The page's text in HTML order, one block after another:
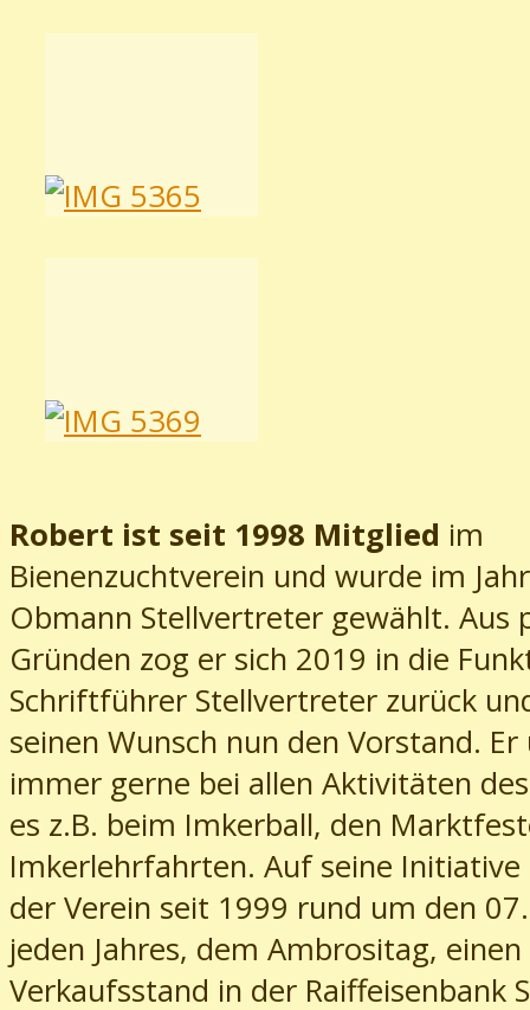
Robert ist seit 1998 Mitglied im
Bienenzuchtverein und wurde im
Obmann Stellvertreter gewählt. Aus
Gründen zog er sich 2019 in die
Schriftführer Stellvertreter zurück
seinen Wunsch nun den Vorstand.
immer gerne bei allen Aktivitäten
es z.B. beim Imkerball, den
Imkerlehrfahrten. Auf seine
der Verein seit 1999 rund um den
jeden Jahres, dem Ambrositag,
Verkaufsstand in der Raiffeisenbank